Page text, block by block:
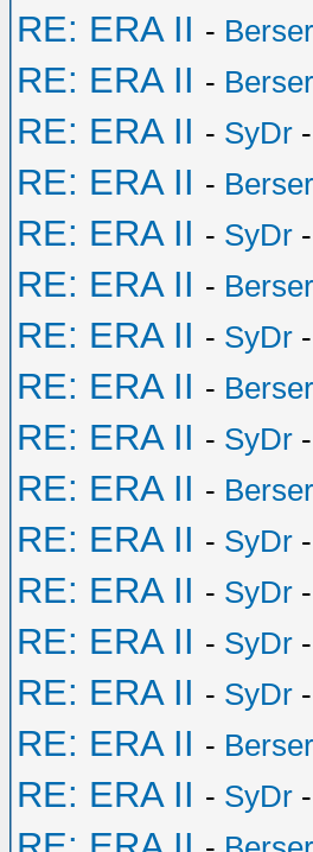
RE: ERA II -
RE: ERA II -
RE: ERA II - SyDr
RE: ERA II -
RE: ERA II - SyDr
RE: ERA II -
RE: ERA II - SyDr
RE: ERA II -
RE: ERA II - SyDr
RE: ERA II -
RE: ERA II - SyDr
RE: ERA II - SyDr
RE: ERA II - SyDr
RE: ERA II - SyDr
RE: ERA II -
RE: ERA II - SyDr